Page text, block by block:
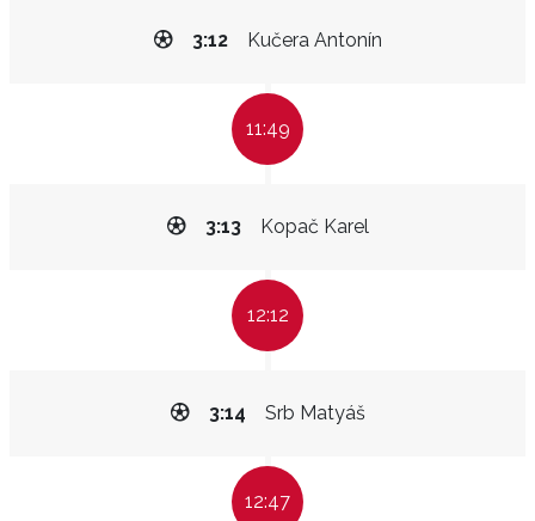
Kučera Antonín
3:12
11:49
Kopač Karel
3:13
12:12
Srb Matyáš
3:14
12:47